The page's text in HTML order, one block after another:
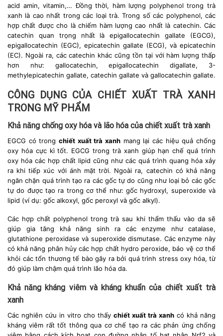
acid amin, vitamin,… Đồng thời, hàm lượng polyphenol trong trà
xanh là cao nhất trong các loại trà. Trong số các polyphenol, các
hợp chất được cho là chiếm hàm lượng cao nhất là catechin. Các
catechin quan trọng nhất là epigallocatechin gallate (EGCG),
epigallocatechin (EGC), epicatechin gallate (ECG), và epicatechin
(EC). Ngoài ra, các catechin khác cũng tồn tại với hàm lượng thấp
hơn như: gallocatechin, epigallocatechin digallate, 3-
methylepicatechin gallate, catechin gallate và gallocatechin gallate.
CÔNG DỤNG CỦA CHIẾT XUẤT TRÀ XANH
TRONG MỸ PHẨM
Khả năng chống oxy hóa và lão hóa của chiết xuất trà xanh
EGCG có trong chiết xuất trà xanh mang lại các hiệu quả chống
oxy hóa cực kì tốt. EGCG trong trà xanh giúp hạn chế quá trình
oxy hóa các hợp chất lipid cũng như các quá trình quang hóa xảy
ra khi tiếp xúc với ánh mặt trời. Ngoài ra, catechin có khả năng
ngăn chặn quá trình tạo ra các gốc tự do cũng như loại bỏ các gốc
tự do được tạo ra trong cơ thể như: gốc hydroxyl, superoxide và
lipid (ví dụ: gốc alkoxyl, gốc peroxyl và gốc alkyl).
Các hợp chất polyphenol trong trà sau khi thẩm thấu vào da sẽ
giúp gia tăng khả năng sinh ra các enzyme như catalase,
glutathione peroxidase và superoxide dismutase. Các enzyme này
có khả năng phân hủy các hợp chất hydro peroxide, bảo vệ cơ thể
khỏi các tổn thương tế bào gây ra bởi quá trình stress oxy hóa, từ
đó giúp làm chậm quá trình lão hóa da.
Khả năng kháng viêm và kháng khuẩn của chiết xuất trà
xanh
Các nghiên cứu in vitro cho thấy chiết xuất trà xanh có khả năng
kháng viêm rất tốt thông qua cơ chế tạo ra các phản ứng chống